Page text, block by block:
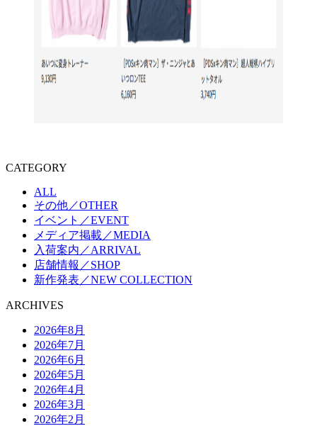
CATEGORY
ALL
その他／OTHER
イベント／EVENT
メディア掲載／MEDIA
入荷案内／ARRIVAL
店舗情報／SHOP
新作発表／NEW COLLECTION
ARCHIVES
2026年8月
2026年7月
2026年6月
2026年5月
2026年4月
2026年3月
2026年2月